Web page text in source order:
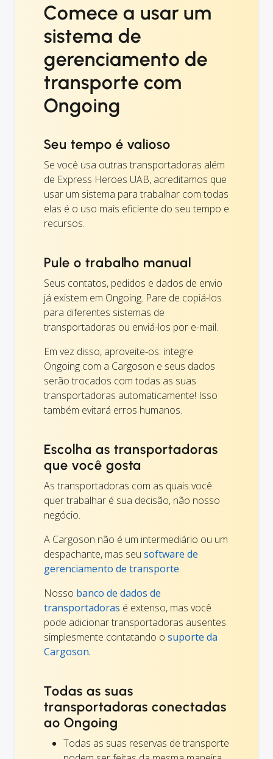
Comece a usar um
sistema de
gerenciamento de
transporte com
Ongoing
Seu tempo é valioso
Se você usa outras transportadoras além
de Express Heroes UAB, acreditamos que
usar um sistema para trabalhar com todas
elas é o uso mais eficiente do seu tempo e
recursos.
Pule o trabalho manual
Seus contatos, pedidos e dados de envio
já existem em Ongoing. Pare de copiá-los
para diferentes sistemas de
transportadoras ou enviá-los por e-mail.
Em vez disso, aproveite-os: integre
Ongoing com a Cargoson e seus dados
serão trocados com todas as suas
transportadoras automaticamente! Isso
também evitará erros humanos.
Escolha as transportadoras
que você gosta
As transportadoras com as quais você
quer trabalhar é sua decisão, não nosso
negócio.
A Cargoson não é um intermediário ou um
despachante, mas seu software de
gerenciamento de transporte.
Nosso banco de dados de
transportadoras é extenso, mas você
pode adicionar transportadoras ausentes
simplesmente contatando o suporte da
Cargoson.
Todas as suas
transportadoras conectadas
ao Ongoing
Todas as suas reservas de transporte